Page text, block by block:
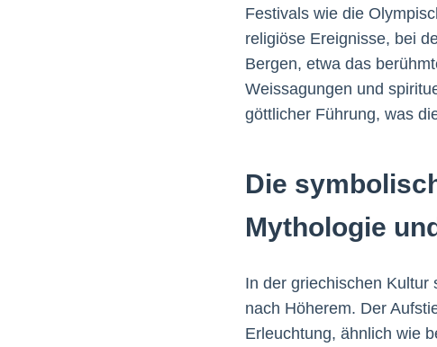
Festivals wie die
religiöse Ereignisse, bei
Bergen, etwa das
Weissagungen und
göttlicher Führung, was
Die
Mythologie
In der griechischen Kultur
nach Höherem. Der
Erleuchtung, ähnlich wie